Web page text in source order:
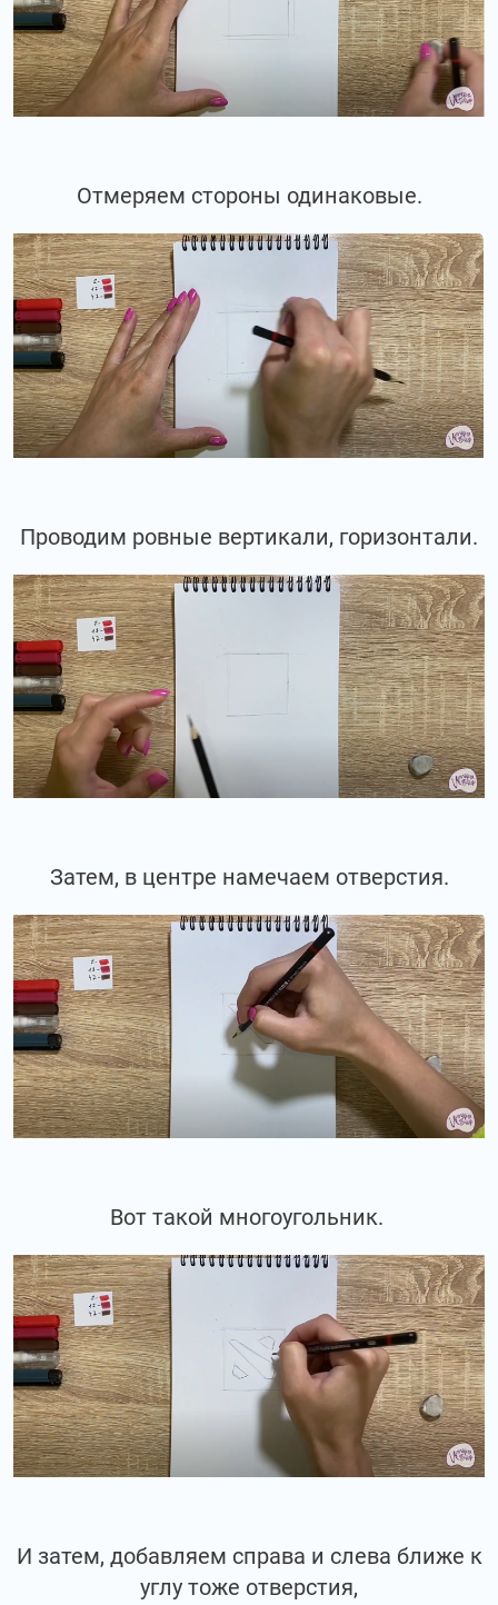
Отмеряем стороны одинаковые.
Проводим ровные вертикали, горизонтали.
Затем, в центре намечаем отверстия.
Вот такой многоугольник.
И затем, добавляем справа и слева ближе к
углу тоже отверстия,